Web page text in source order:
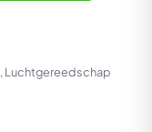
, Luchtgereedschap